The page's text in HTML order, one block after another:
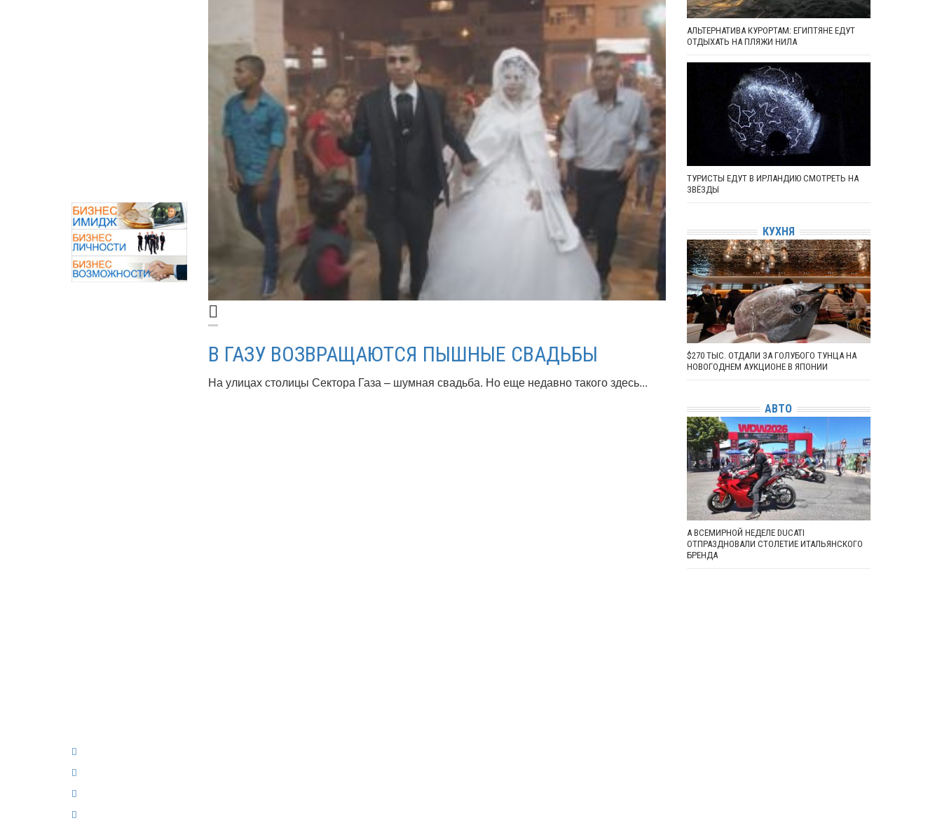
В ГАЗУ ВОЗВРАЩАЮТСЯ ПЫШНЫЕ СВАДЬБЫ
На улицах столицы Сектора Газа – шумная свадьба. Но еще недавно такого здесь...
АЛЬТЕРНАТИВА КУРОРТАМ: ЕГИПТЯНЕ ЕДУТ
ОТДЫХАТЬ НА ПЛЯЖИ НИЛА
ТУРИСТЫ ЕДУТ В ИРЛАНДИЮ СМОТРЕТЬ НА
ЗВЁЗДЫ
КУХНЯ
$270 ТЫС. ОТДАЛИ ЗА ГОЛУБОГО ТУНЦА НА
НОВОГОДНЕМ АУКЦИОНЕ В ЯПОНИИ
АВТО
А ВСЕМИРНОЙ НЕДЕЛЕ DUCATI
ОТПРАЗДНОВАЛИ СТОЛЕТИЕ ИТАЛЬЯНСКОГО
БРЕНДА